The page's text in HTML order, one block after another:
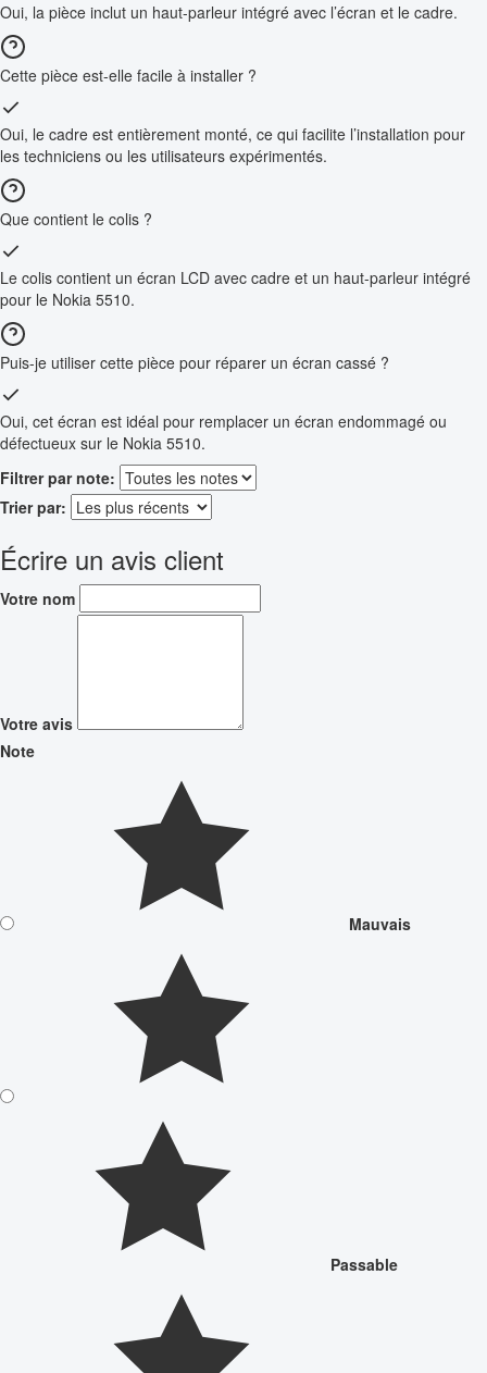
Oui, la pièce inclut un haut-parleur intégré avec l’écran et le cadre.
Cette pièce est-elle facile à installer ?
Oui, le cadre est entièrement monté, ce qui facilite l’installation pour
les techniciens ou les utilisateurs expérimentés.
Que contient le colis ?
Le colis contient un écran LCD avec cadre et un haut-parleur intégré
pour le Nokia 5510.
Puis-je utiliser cette pièce pour réparer un écran cassé ?
Oui, cet écran est idéal pour remplacer un écran endommagé ou
défectueux sur le Nokia 5510.
Filtrer par note:
Trier par:
Écrire un avis client
Votre nom
Votre avis
Note
Mauvais
Passable